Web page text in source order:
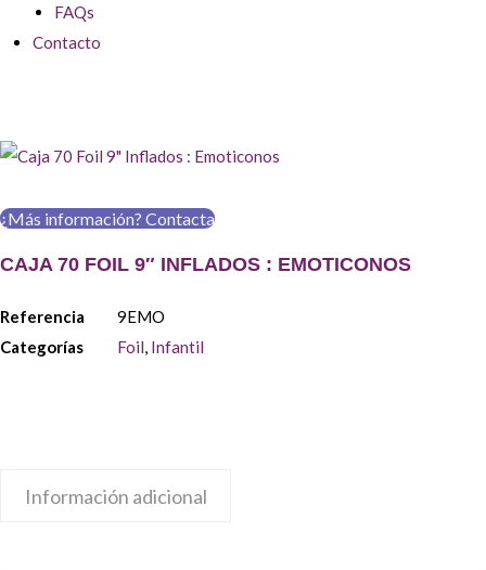
FAQs
Contacto
¿Más información? Contacta
CAJA 70 FOIL 9″ INFLADOS : EMOTICONOS
Referencia
9EMO
Categorías
Foil, Infantil
Información adicional